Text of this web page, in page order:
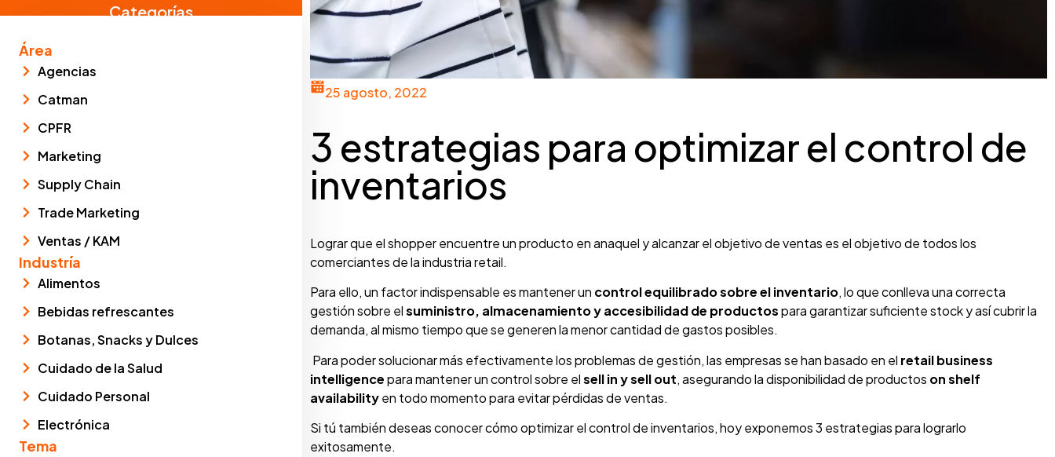
Categorías
Área
Agencias
Catman
CPFR
Marketing
Supply Chain
Trade Marketing
Ventas / KAM
Industría
Alimentos
Bebidas refrescantes
Botanas, Snacks y Dulces
Cuidado de la Salud
Cuidado Personal
Electrónica
Tema
25 agosto, 2022
3 estrategias para optimizar el control de
inventarios
Lograr que el shopper encuentre un producto en anaquel y alcanzar el objetivo de ventas es el objetivo de todos los
comerciantes de la industria retail.
Para ello, un factor indispensable es mantener un control equilibrado sobre el inventario, lo que conlleva una correcta
gestión sobre elsuministro, almacenamiento y accesibilidad de productospara garantizar suficiente stock y así cubrir la
demanda, al mismo tiempo que se generen la menor cantidad de gastos posibles.
Para poder solucionar más efectivamente los problemas de gestión, las empresas se han basado en el retail business
intelligencepara mantener un control sobre elsell in y sell out, asegurando la disponibilidad de productos on shelf
availabilityen todo momento para evitar pérdidas de ventas.
Si tú también deseas conocer cómo optimizar el control de inventarios, hoy exponemos 3 estrategias para lograrlo
exitosamente.